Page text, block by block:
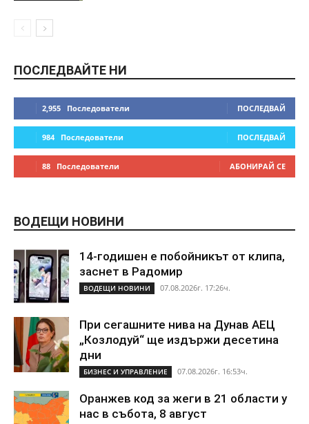
ПОСЛЕДВАЙТЕ НИ
2,955 Последователи ПОСЛЕДВАЙ
984 Последователи ПОСЛЕДВАЙ
88 Последователи АБОНИРАЙ СЕ
ВОДЕЩИ НОВИНИ
14-годишен е побойникът от клипа,
заснет в Радомир
ВОДЕЩИ НОВИНИ 07.08.2026г. 17:26ч.
При сегашните нива на Дунав АЕЦ
„Козлодуй“ ще издържи десетина
дни
БИЗНЕС И УПРАВЛЕНИЕ 07.08.2026г. 16:53ч.
Оранжев код за жеги в 21 области у
нас в събота, 8 август